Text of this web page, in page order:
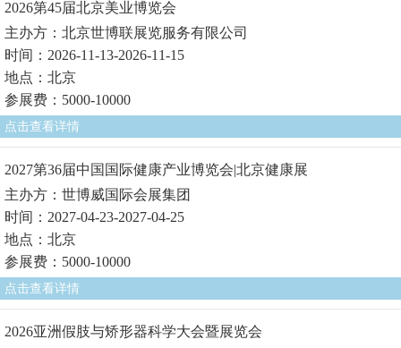
2026第45届北京美业博览会
主办方：北京世博联展览服务有限公司
时间：2026-11-13-2026-11-15
地点：北京
参展费：5000-10000
点击查看详情
2027第36届中国国际健康产业博览会|北京健康展
主办方：世博威国际会展集团
时间：2027-04-23-2027-04-25
地点：北京
参展费：5000-10000
点击查看详情
2026亚洲假肢与矫形器科学大会暨展览会